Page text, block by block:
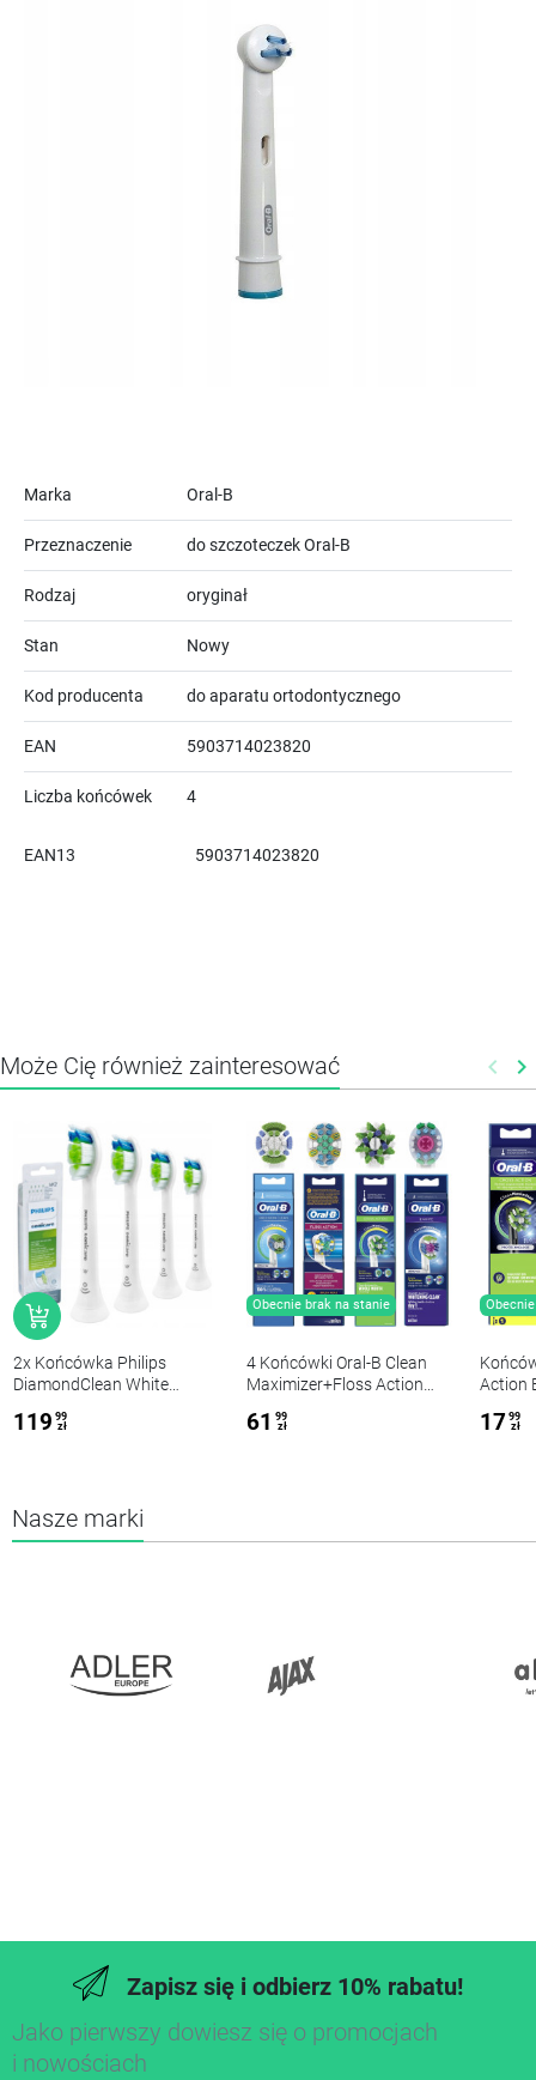
Marka Oral-B
Przeznaczenie do szczoteczek Oral-B
Rodzaj oryginał
Stan Nowy
Kod producenta do aparatu ortodontycznego
EAN 5903714023820
Liczba końcówek 4
EAN13 5903714023820
Może Cię również zainteresować keyboard_arrow_left keyboard_arrow_right
2x Końcówka Philips
DiamondClean White
119 99
zł
Obecnie brak na stanie
4 Końcówki Oral-B Clean
Maximizer+Floss Action
EB18+CrossAction EB50AB
61 99
zł
Action
17 99
zł
Nasze marki
Zapisz się i odbierz 10% rabatu!
Jako pierwszy dowiesz się o promocjach
i nowościach